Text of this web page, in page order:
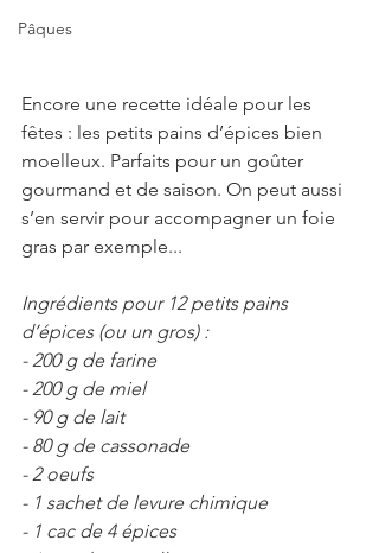
Pâques
Encore une recette idéale pour les
fêtes : les petits pains d’épices bien
moelleux. Parfaits pour un goûter
gourmand et de saison. On peut aussi
s’en servir pour accompagner un foie
gras par exemple...
Ingrédients pour 12 petits pains
d’épices (ou un gros) :
- 200 g de farine
- 200 g de miel
- 90 g de lait
- 80 g de cassonade
- 2 oeufs
- 1 sachet de levure chimique
- 1 cac de 4 épices